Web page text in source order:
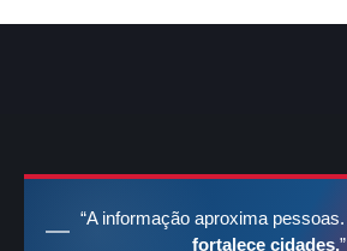
“A informação aproxima pessoas.
fortalece cidades.”